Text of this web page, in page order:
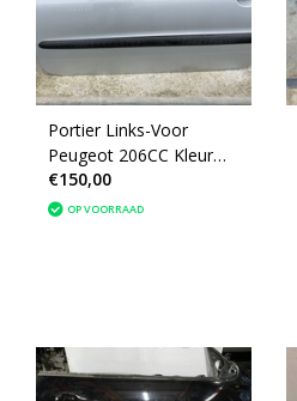
Portier Links-Voor
Peugeot 206CC Kleur
Zilver EZR
€150,00
OP VOORRAAD